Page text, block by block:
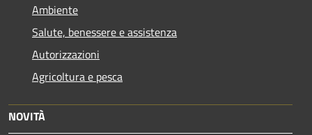
Ambiente
Salute, benessere e assistenza
Autorizzazioni
Agricoltura e pesca
NOVITÀ